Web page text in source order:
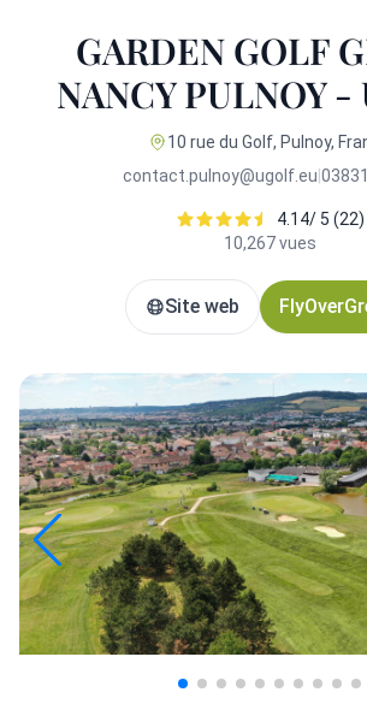
GARDEN GOLF
NANCY PULNOY -
10 rue du Golf, Pulnoy,
contact.pulnoy@ugolf.eu
4.14/ 5 (22)
10,267 vues
Site web